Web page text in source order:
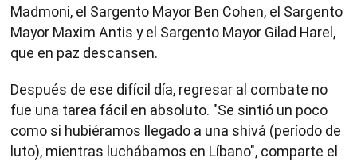
Madmoni, el Sargento Mayor Ben Cohen, el Sargento
Mayor Maxim Antis y el Sargento Mayor Gilad Harel,
que en paz descansen.
Después de ese difícil día, regresar al combate no
fue una tarea fácil en absoluto. "Se sintió un poco
como si hubiéramos llegado a una shivá (período de
luto), mientras luchábamos en Líbano", comparte el